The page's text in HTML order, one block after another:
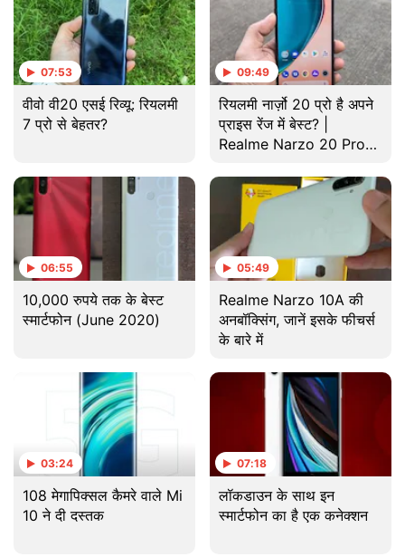
07:53
वीवो वी20 एसई रिव्यू: रियलमी
7 प्रो से बेहतर?
09:49
रियलमी नार्ज़ो 20 प्रो है अपने
प्राइस रेंज में बेस्ट? |
Realme Narzo 20 Pro
06:55
10,000 रुपये तक के बेस्ट
स्मार्टफोन (June 2020)
05:49
Realme Narzo 10A की
अनबॉक्सिंग, जानें इसके फीचर्स
के बारे में
03:24
108 मेगापिक्सल कैमरे वाले Mi
10 ने दी दस्तक
07:18
लॉकडाउन के साथ इन
स्मार्टफोन का है एक कनेक्शन